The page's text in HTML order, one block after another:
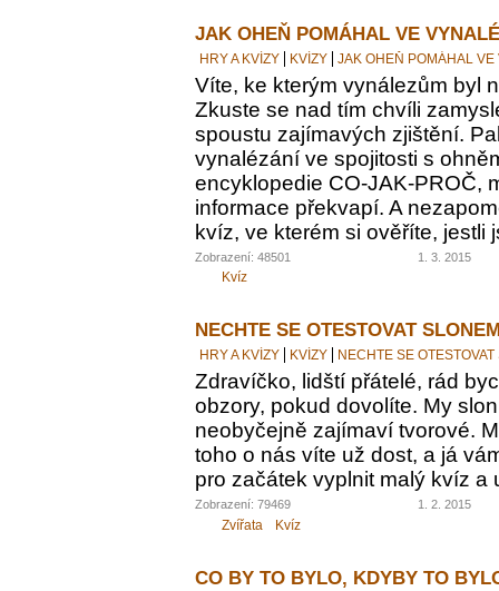
JAK OHEŇ POMÁHAL VE
HRY A KVÍZY KVÍZY JAK OHEŇ POMÁHAL VE
Víte, ke kterým vynálezům byl
Zkuste se nad tím chvíli
spoustu zajímavých zjištění.
vynalézání ve spojitosti s
encyklopedie CO-JAK-PROČ,
informace překvapí. A
kvíz, ve kterém si ověříte, jestli
Zobrazení: 48501 1. 3. 2015
Kvíz
NECHTE SE OTESTOVAT
HRY A KVÍZY KVÍZY NECHTE SE
Zdravíčko, lidští přátelé, rád
obzory, pokud dovolíte. My
neobyčejně zajímaví tvorové.
toho o nás víte už dost, a já
pro začátek vyplnit malý kvíz a
Zobrazení: 79469 1. 2. 2015
Zvířata Kvíz
CO BY TO BYLO, KDYBY TO